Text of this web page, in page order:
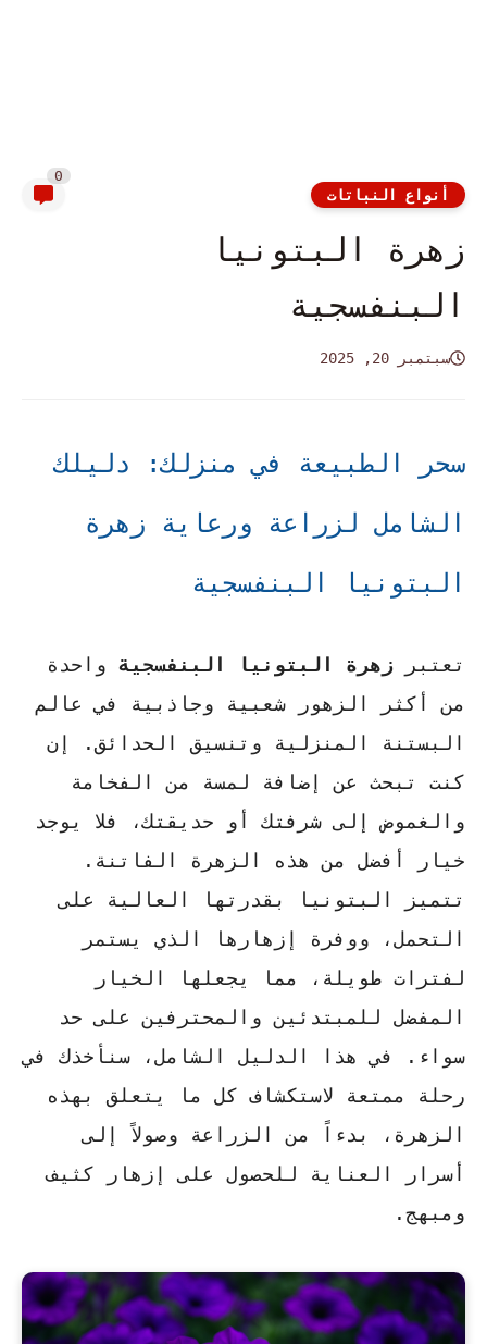
أنواع النباتات
0
زهرة البتونيا
البنفسجية
سبتمبر 20, 2025
سحر الطبيعة في منزلك: دليلك
الشامل لزراعة ورعاية زهرة
البتونيا البنفسجية
تعتبر زهرة البتونيا البنفسجية واحدة
من أكثر الزهور شعبية وجاذبية في عالم
البستنة المنزلية وتنسيق الحدائق. إن
كنت تبحث عن إضافة لمسة من الفخامة
والغموض إلى شرفتك أو حديقتك، فلا يوجد
خيار أفضل من هذه الزهرة الفاتنة.
تتميز البتونيا بقدرتها العالية على
التحمل، ووفرة إزهارها الذي يستمر
لفترات طويلة، مما يجعلها الخيار
المفضل للمبتدئين والمحترفين على حد
سواء. في هذا الدليل الشامل، سنأخذك في
رحلة ممتعة لاستكشاف كل ما يتعلق بهذه
الزهرة، بدءاً من الزراعة وصولاً إلى
أسرار العناية للحصول على إزهار كثيف
ومبهج.